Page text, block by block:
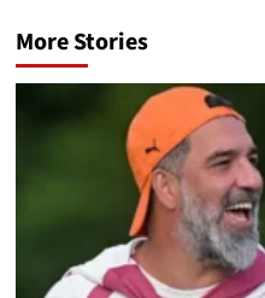
More Stories